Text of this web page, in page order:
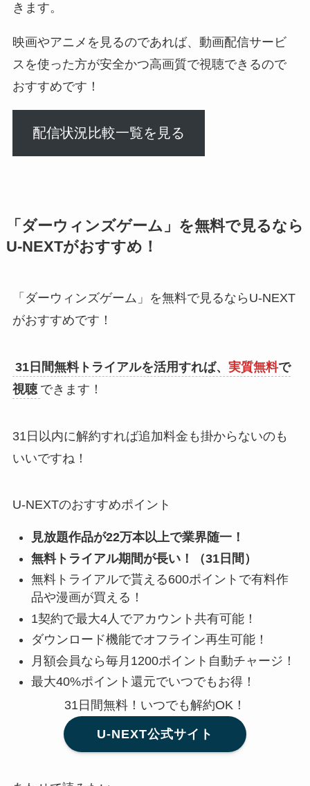
きます。
映画やアニメを見るのであれば、動画配信サービ
スを使った方が安全かつ高画質で視聴できるので
おすすめです！
配信状況比較一覧を見る
「ダーウィンズゲーム」を無料で見るなら
U-NEXTがおすすめ！
「ダーウィンズゲーム」を無料で見るならU-NEXT
がおすすめです！
31日間無料トライアルを活用すれば、 実質無料で
視聴 できます！
31日以内に解約すれば追加料金も掛からないのも
いいですね！
U-NEXTのおすすめポイント
見放題作品が22万本以上で業界随一！
無料トライアル期間が長い！（31日間）
無料トライアルで貰える600ポイントで有料作
品や漫画が買える！
1契約で最大4人でアカウント共有可能！
ダウンロード機能でオフライン再生可能！
月額会員なら毎月1200ポイント自動チャージ！
最大40%ポイント還元でいつでもお得！
31日間無料！いつでも解約OK！
U-NEXT公式サイト